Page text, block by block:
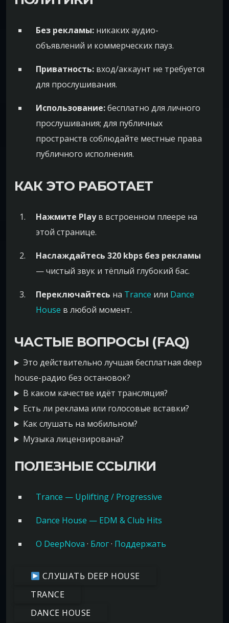
Без рекламы: никаких аудио-
объявлений и коммерческих пауз.
Приватность: вход/аккаунт не требуется
для прослушивания.
Использование:бесплатно для личного
прослушивания; для публичных
пространств соблюдайте местные права
публичного исполнения.
КАК ЭТО РАБОТАЕТ
Нажмите Playв встроенном плеере на
этой странице.
Наслаждайтесь 320 kbps без рекламы
— чистый звук и тёплый глубокий бас.
Переключайтесь на Trance или Dance
House в любой момент.
ЧАСТЫЕ ВОПРОСЫ (FAQ)
Это действительно лучшая бесплатная deep
house-радио без остановок?
В каком качестве идёт трансляция?
Есть ли реклама или голосовые вставки?
Как слушать на мобильном?
Музыка лицензирована?
ПОЛЕЗНЫЕ ССЫЛКИ
Trance — Uplifting / Progressive
Dance House — EDM & Club Hits
О DeepNova · Блог· Поддержать
СЛУШАТЬ DEEP HOUSE
TRANCE
DANCE HOUSE